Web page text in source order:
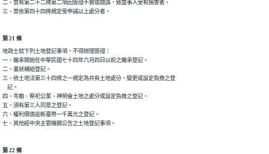
二、曾有第二十二條第二項因簽證不實或錯誤，致當事人受有損害者。
三、曾依第四十四條規定受申誡以上處分者。
第 21 條
地政士就下列土地登記事項，不得辦理簽證：
一、繼承開始在中華民國七十四年六月四日以前之繼承登記。
二、書狀補給登記。
三、依土地法第三十四條之一規定為共有土地處分、變更或設定負擔之登
    記。
四、寺廟、祭祀公業、神明會土地之處分或設定負擔之登記。
五、須有第三人同意之登記。
六、權利價值逾新臺幣一千萬元之登記。
七、其他經中央主管機關公告之土地登記事項。
第 22 條